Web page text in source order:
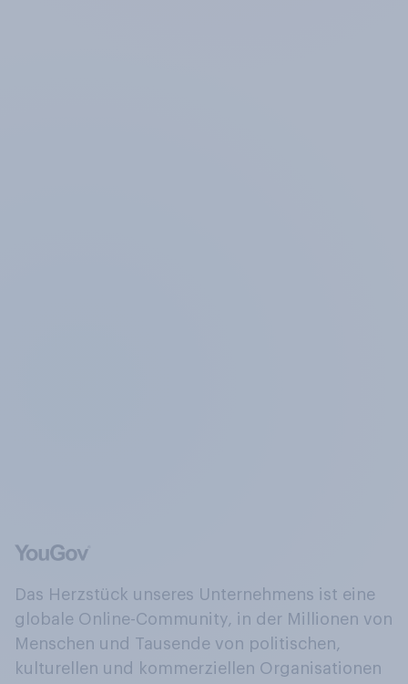
Das Herzstück unseres Unternehmens ist eine
globale Online-Community, in der Millionen von
Menschen und Tausende von politischen,
kulturellen und kommerziellen Organisationen